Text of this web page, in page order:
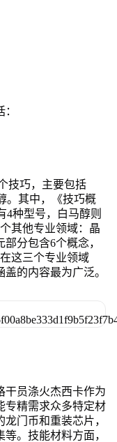
技巧，主要包括
。其中，《技巧概
4种型号，白马醇则
其他专业领域：晶
分包含6个概念，
这三个专业领域
的内容最为广泛。
干员涤火杰西卡作为
专精需求众多特定材
门币和重装芯片，
。技能材料方面，